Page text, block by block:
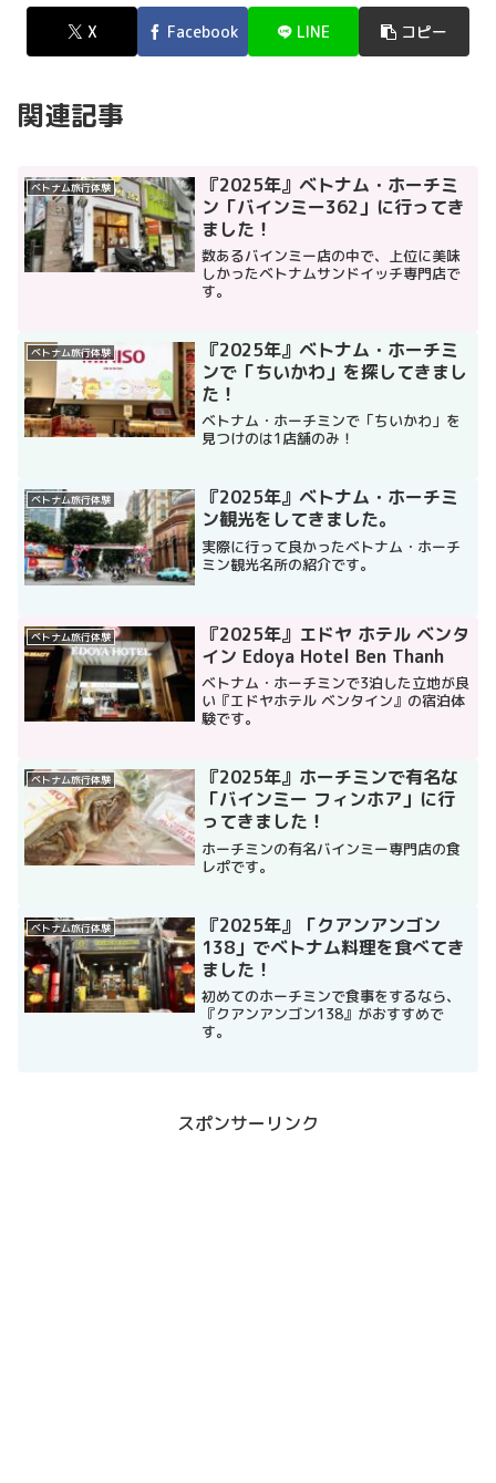
X Facebook LINE コピー
関連記事
ベトナム旅行体験
『2025年』ベトナム・ホーチミ
ン「バインミー362」に行ってき
ました！
数あるバインミー店の中で、上位に美味
しかったベトナムサンドイッチ専門店で
す。
ベトナム旅行体験
『2025年』ベトナム・ホーチミ
ンで「ちいかわ」を探してきまし
た！
ベトナム・ホーチミンで「ちいかわ」を
見つけのは1店舗のみ！
ベトナム旅行体験
『2025年』ベトナム・ホーチミ
ン観光をしてきました。
実際に行って良かったベトナム・ホーチ
ミン観光名所の紹介です。
ベトナム旅行体験
『2025年』エドヤ ホテル ベンタ
イン Edoya Hotel Ben Thanh
ベトナム・ホーチミンで3泊した立地が良
い『エドヤホテル ベンタイン』の宿泊体
験です。
ベトナム旅行体験
『2025年』ホーチミンで有名な
「バインミー フィンホア」に行
ってきました！
ホーチミンの有名バインミー専門店の食
レポです。
ベトナム旅行体験
『2025年』「クアンアンゴン
138」でベトナム料理を食べてき
ました！
初めてのホーチミンで食事をするなら、
『クアンアンゴン138』がおすすめで
す。
スポンサーリンク